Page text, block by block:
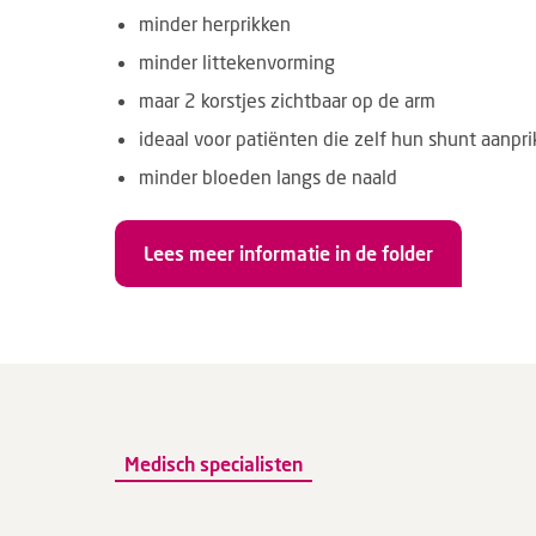
minder herprikken
minder littekenvorming
maar 2 korstjes zichtbaar op de arm
ideaal voor patiënten die zelf hun shunt
minder bloeden langs de naald
Lees meer informatie in de folder
Medisch specialisten